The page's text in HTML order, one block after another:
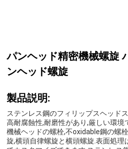
パンヘッド精密機械螺旋
ンヘッド螺旋
製品説明:
ステンレス鋼のフィリップスヘッド
高耐腐蝕性,耐磨性があり,厳しい環境
機械ヘッドの螺栓,不oxidable鋼の螺
旋,横頭自律螺旋と横頭螺旋. 表面処理